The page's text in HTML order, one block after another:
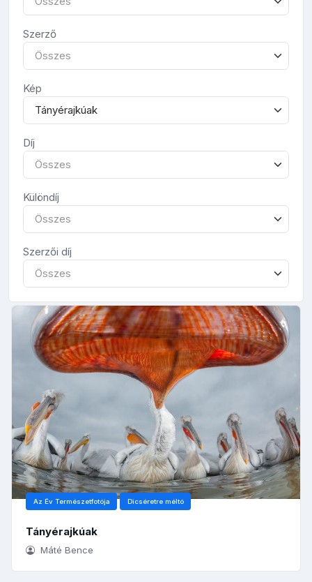
Szerző
Összes
Kép
Tányérajkúak
Díj
Összes
Különdíj
Összes
Szerzői díj
Összes
Az Év Természetfotója Dicséretre méltó
Tányérajkúak
Máté Bence